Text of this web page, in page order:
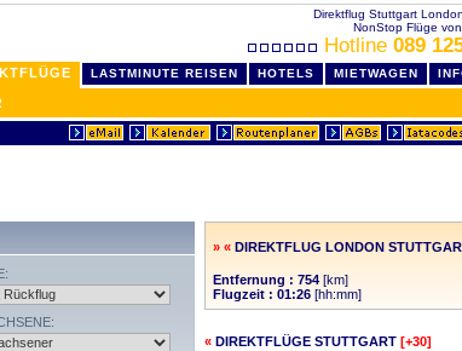
Direktflug Stuttgart
NonStop Flüge
Hotline 089
LASTMINUTE REISEN HOTELS MIETWAGEN
» « DIREKTFLUG LONDON
Entfernung : 754 [km]
Flugzeit : 01:26 [hh:mm]
« DIREKTFLÜGE STUTTGART [+30]